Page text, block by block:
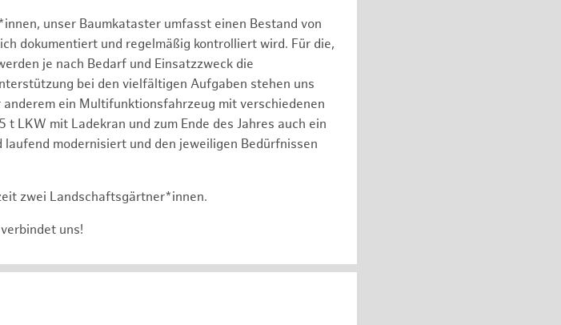
unser Baumkataster umfasst einen Bestand von
dokumentiert und regelmäßig kontrolliert wird. Für die,
je nach Bedarf und Einsatzzweck die
bei den vielfältigen Aufgaben stehen uns
ein Multifunktionsfahrzeug mit verschiedenen
LKW mit Ladekran und zum Ende des Jahres auch ein
modernisiert und den jeweiligen Bedürfnissen
zwei Landschaftsgärtner*innen.
uns!